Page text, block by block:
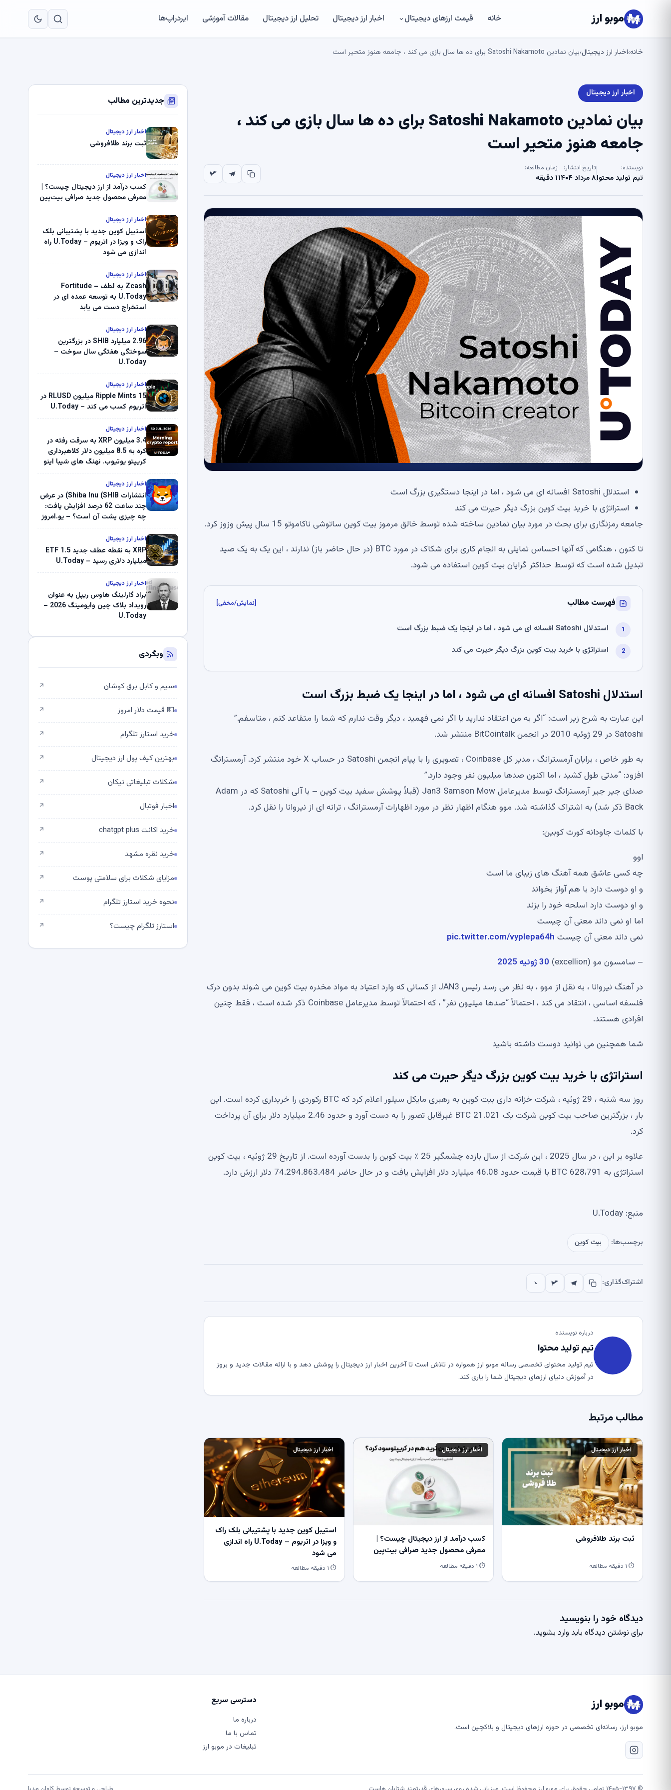
موبو ارز خانه قیمت ارزهای دیجیتال اخبار ارز دیجیتال تحلیل ارز دیجیتال مقالات آموزشی ایردراپ‌ها
خانه›اخبار ارز دیجیتال›بیان نمادین Satoshi Nakamoto برای ده ها سال بازی می کند ، جامعه هنوز متحیر است
اخبار ارز دیجیتال
بیان نمادین Satoshi Nakamoto برای ده ها سال بازی می کند ،
جامعه هنوز متحیر است
نویسنده:
تیم تولید محتوا
تاریخ انتشار:
۸ مرداد ۱۴۰۴
زمان مطالعه:
۱ دقیقه
استدلال Satoshi افسانه ای می شود ، اما در اینجا دستگیری بزرگ است
استراتژی با خرید بیت کوین بزرگ دیگر حیرت می کند
جامعه رمزنگاری برای بحث در مورد بیان نمادین ساخته شده توسط خالق مرموز بیت کوین ساتوشی ناکاموتو 15 سال پیش وزوز کرد.
تا کنون ، هنگامی که آنها احساس تمایلی به انجام کاری برای شکاک در مورد BTC (در حال حاضر باز) ندارند ، این یک به یک صید
تبدیل شده است که توسط حداکثر گرایان بیت کوین استفاده می شود.
فهرست مطالب [نمایش/مخفی]
استدلال Satoshi افسانه ای می شود ، اما در اینجا یک ضبط بزرگ است
استراتژی با خرید بیت کوین بزرگ دیگر حیرت می کند
استدلال Satoshi افسانه ای می شود ، اما در اینجا یک ضبط بزرگ است
این عبارت به شرح زیر است: “اگر به من اعتقاد ندارید یا اگر نمی فهمید ، دیگر وقت ندارم که شما را متقاعد کنم ، متاسفم.”
Satoshi در 29 ژوئیه 2010 در انجمن BitCointalk منتشر شد.
به طور خاص ، برایان آرمسترانگ ، مدیر کل Coinbase ، تصویری را با پیام انجمن Satoshi در حساب X خود منتشر کرد. آرمسترانگ
افزود: “مدتی طول کشید ، اما اکنون صدها میلیون نفر وجود دارد.”
صدای جیر جیر آرمسترانگ توسط مدیرعامل Jan3 Samson Mow (قبلاً پوشش سفید بیت کوین – با آلی Satoshi که در Adam
Back ذکر شد) به اشتراک گذاشته شد. موو هنگام اظهار نظر در مورد اظهارات آرمسترانگ ، ترانه ای از نیروانا را نقل کرد.
با کلمات جاودانه کورت کوبین:
اوو
چه کسی عاشق همه آهنگ های زیبای ما است
و او دوست دارد با هم آواز بخواند
و او دوست دارد اسلحه خود را بزند
اما او نمی داند معنی آن چیست
نمی داند معنی آن چیست pic.twitter.com/vyplepa64h
– سامسون مو (excellion)
30 ژوئیه 2025
در آهنگ نیروانا ، به نقل از موو ، به نظر می رسد رئیس JAN3 از کسانی که وارد اعتیاد به مواد مخدره بیت کوین می شوند بدون درک
فلسفه اساسی ، انتقاد می کند ، احتمالاً “صدها میلیون نفر” ، که احتمالاً توسط مدیرعامل Coinbase ذکر شده است ، فقط چنین
افرادی هستند.
شما همچنین می توانید دوست داشته باشید
استراتژی با خرید بیت کوین بزرگ دیگر حیرت می کند
روز سه شنبه ، 29 ژوئیه ، شرکت خزانه داری بیت کوین به رهبری مایکل سیلور اعلام کرد که BTC رکوردی را خریداری کرده است. این
بار ، بزرگترین صاحب بیت کوین شرکت یک BTC 21.021 غیرقابل تصور را به دست آورد و حدود 2.46 میلیارد دلار برای آن پرداخت
کرد.
علاوه بر این ، در سال 2025 ، این شرکت از سال بازده چشمگیر 25 ٪ بیت کوین را بدست آورده است. از تاریخ 29 ژوئیه ، بیت کوین
استراتژی به 628،791 BTC با قیمت حدود 46.08 میلیارد دلار افزایش یافت و در حال حاضر 74.294.863.484 دلار ارزش دارد.
منبع: U.Today
برچسب‌ها: بیت کوین
اشتراک‌گذاری:
درباره نویسنده
تیم تولید محتوا
تیم تولید محتوای تخصصی رسانه موبو ارز همواره در تلاش است تا آخرین اخبار ارز دیجیتال را پوشش دهد و با ارائه مقالات جدید و بروز
در آموزش دنیای ارزهای دیجیتال شما را یاری کند.
مطالب مرتبط
اخبار ارز دیجیتال
ثبت برند طلافروشی
⏱ ۱ دقیقه مطالعه
اخبار ارز دیجیتال
کسب درآمد از ارز دیجیتال چیست؟ |
معرفی محصول جدید صرافی بیت‌پین
⏱ ۱ دقیقه مطالعه
اخبار ارز دیجیتال
استیبل کوین جدید با پشتیبانی بلک راک
و ویزا در اتریوم – U.Today راه اندازی
می شود
⏱ ۱ دقیقه مطالعه
دیدگاه خود را بنویسید
برای نوشتن دیدگاه باید وارد بشوید.
جدیدترین مطالب
اخبار ارز دیجیتال
ثبت برند طلافروشی
اخبار ارز دیجیتال
کسب درآمد از ارز دیجیتال چیست؟ |
معرفی محصول جدید صرافی بیت‌پین
اخبار ارز دیجیتال
استیبل کوین جدید با پشتیبانی بلک
راک و ویزا در اتریوم – U.Today راه
اندازی می شود
اخبار ارز دیجیتال
Zcash به لطف Fortitude –
U.Today به توسعه عمده ای در
استخراج دست می یابد
اخبار ارز دیجیتال
2.96 میلیارد SHIB در بزرگترین
سوختگی هفتگی سال سوخت –
U.Today
اخبار ارز دیجیتال
Ripple Mints 15 میلیون RLUSD در
اتریوم کسب می کند – U.Today
اخبار ارز دیجیتال
3.4 میلیون XRP به سرقت رفته در
کره به 8.5 میلیون دلار کلاهبرداری
کریپتو یوتیوب. نهنگ های شیبا اینو
میلیون دلار U-Turn در بیت کوین را
ثبت کرد – گزارش کریپتو صبح –
U.Today
اخبار ارز دیجیتال
انتشارات Shiba Inu (SHIB) در عرض
چند ساعت 62 درصد افزایش یافت:
چه چیزی پشت آن است؟ – یو.امروز
اخبار ارز دیجیتال
XRP به نقطه عطف جدید ETF 1.5
میلیارد دلاری رسید – U.Today
اخبار ارز دیجیتال
براد گارلینگ هاوس ریپل به عنوان
رویداد بلاک چین وایومینگ 2026 –
U.Today
وبگردی
سیم و کابل برق کوشان ↗
💵 قیمت دلار امروز ↗
خرید استارز تلگرام ↗
بهترین کیف پول ارز دیجیتال ↗
شکلات تبلیغاتی نیکان ↗
اخبار فوتبال ↗
خرید اکانت chatgpt plus ↗
خرید نقره مشهد ↗
مزایای شکلات برای سلامتی پوست ↗
نحوه خرید استارز تلگرام ↗
استارز تلگرام چیست؟ ↗
موبو ارز
موبو ارز، رسانه‌ای تخصصی در حوزه ارزهای دیجیتال و بلاکچین است.
دسترسی سریع
درباره ما
تماس با ما
تبلیغات در موبو ارز